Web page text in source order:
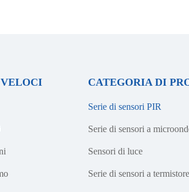
CATEGORIA DI
Serie di sensori PIR
Serie di sensori a
Sensori di luce
Serie di sensori a termistore